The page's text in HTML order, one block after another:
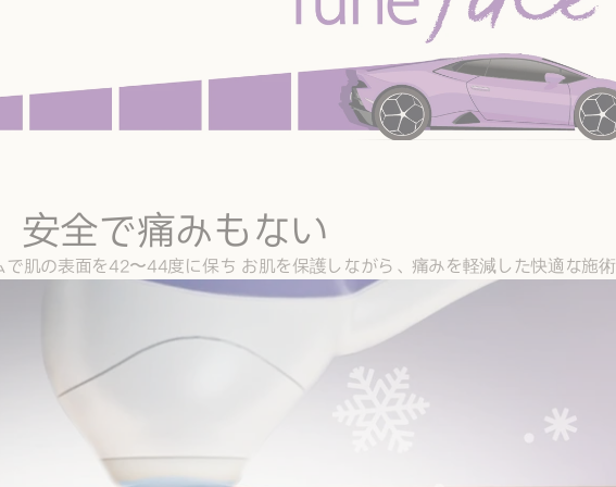
安全で痛みもない
肌の表面を42〜44度に保ち お肌を保護しながら、痛みを軽減した快適な施術